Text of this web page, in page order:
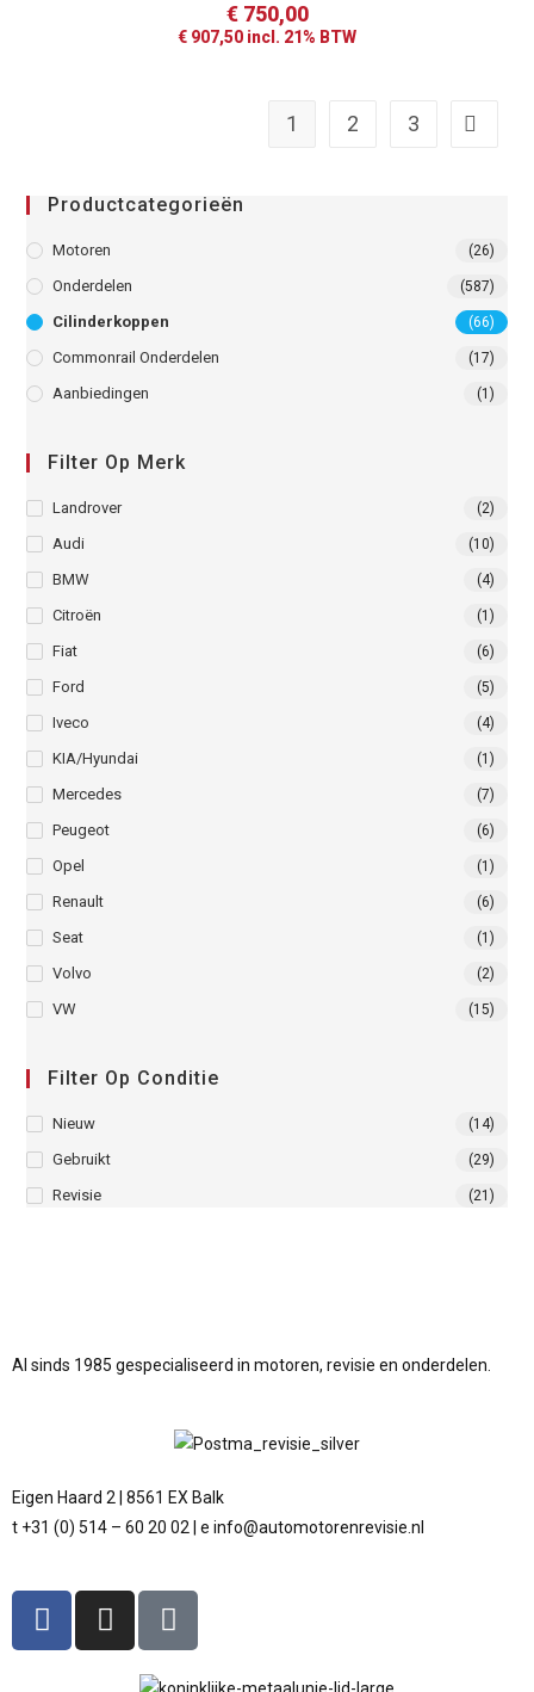
€750,00
€ 907,50 incl. 21% BTW
1 2 3
Productcategorieën
Motoren (26)
Onderdelen (587)
Cilinderkoppen (66)
Commonrail Onderdelen (17)
Aanbiedingen (1)
Filter Op Merk
Landrover (2)
Audi (10)
BMW (4)
Citroën (1)
Fiat (6)
Ford (5)
Iveco (4)
KIA/Hyundai (1)
Mercedes (7)
Peugeot (6)
Opel (1)
Renault (6)
Seat (1)
Volvo (2)
VW (15)
Filter Op Conditie
Nieuw (14)
Gebruikt (29)
Revisie (21)
Al sinds 1985 gespecialiseerd in motoren, revisie en onderdelen.
Eigen Haard 2 | 8561 EX Balk
t +31 (0) 514 – 60 20 02 | e info@automotorenrevisie.nl